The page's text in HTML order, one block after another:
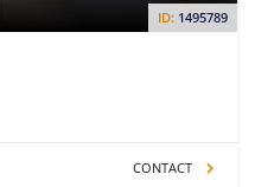
ID: 1495789
CONTACT